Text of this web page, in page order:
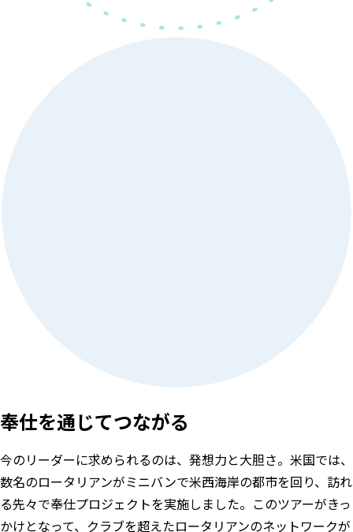
奉仕を通じてつながる
今のリーダーに求められるのは、発想力と大胆さ。米国では、
数名のロータリアンがミニバンで米西海岸の都市を回り、訪れ
る先々で奉仕プロジェクトを実施しました。このツアーがきっ
かけとなって、クラブを超えたロータリアンのネットワークが